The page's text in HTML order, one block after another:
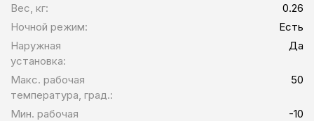
Вес, кг:
0.26
Ночной режим:
Есть
Наружная
установка:
Да
Макс. рабочая
температура, град.:
50
Мин. рабочая
-10